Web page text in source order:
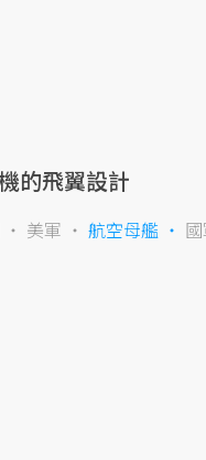
的飛翼設計
美軍 航空母艦